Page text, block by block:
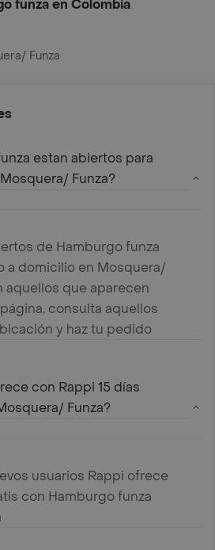
funza en Colombia
Funza
estan abiertos para
Funza?
de Hamburgo funza
a domicilio en Mosquera/
aquellos que aparecen
consulta aquellos
y haz tu pedido
con Rappi 15 días
Funza?
usuarios Rappi ofrece
con Hamburgo funza